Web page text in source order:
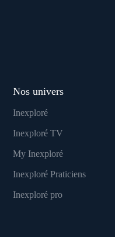
Nos univers
Inexploré
Inexploré TV
My Inexploré
Inexploré Praticiens
Inexploré pro